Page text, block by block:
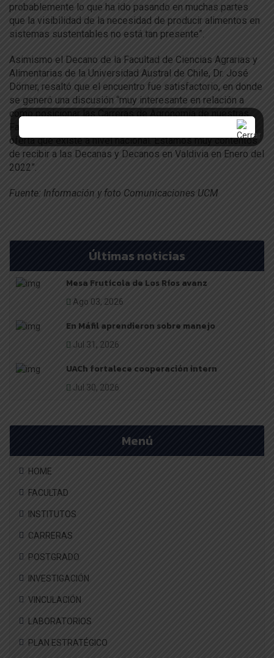
probablemente lo que ha ido pasando en muchas partes
que la visibilidad de la necesidad de producir alimentos en
sistemas sustentables no está tan presente”.
Asimismo el Decano de la Facultad de Ciencias Agrarias y
Alimentarias de la Universidad Austral de Chile, Dr. José
Dörner, resaltó que el encuentro fue satisfactorio, en donde
se generó una discusión “muy interesante en relación a
como posicionar las Carreras de Agronomía de nuestras
Facultades buscando resaltar los que nos distingue de la
oferta que existe a nivel nacional. Estamos muy contentos
de recibir a las Decanas y Decanos en Valdivia en Enero del
2022”.
Fuente: Información y foto Comunicaciones UCM
Últimas noticias
Mesa Frutícola de Los Ríos avanz
Ago 03, 2026
En Máfil aprendieron sobre manejo
Jul 31, 2026
UACh fortalece cooperación intern
Jul 30, 2026
Menú
HOME
FACULTAD
INSTITUTOS
CARRERAS
POSTGRADO
INVESTIGACIÓN
VINCULACIÓN
LABORATORIOS
PLAN ESTRATÉGICO